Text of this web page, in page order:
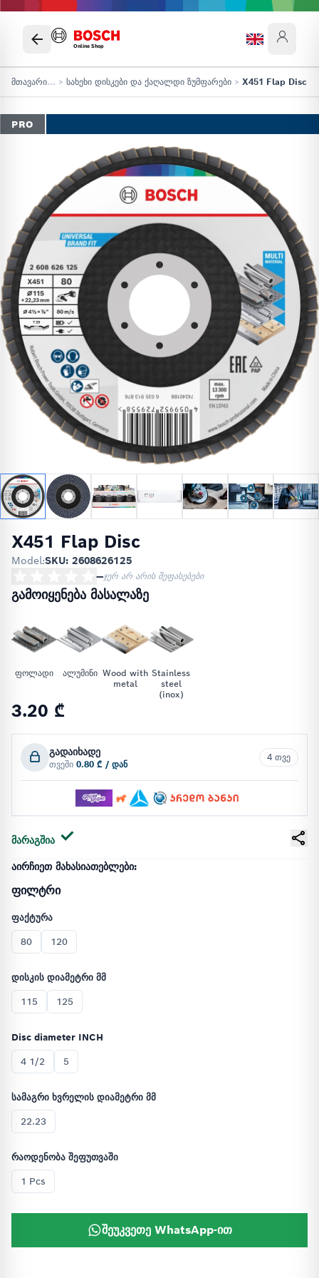
Online Shop
მთავარი... > სახეხი დისკები და ქაღალდი ზუმფარები > X451 Flap Disc
PRO
X451 Flap Disc
Model:SKU: 2608626125
—ჯერ არ არის შეფასებები
გამოიყენება მასალაზე
ფოლადი ალუმინი Wood with
metal
Stainless
steel
(inox)
3.20 ₾
გადაიხადე
თვეში 0.80 ₾ / დან
4 თვე
მარაგშია
ᲐᲘᲠᲩᲘᲔᲗ ᲛᲐᲮᲐᲡᲘᲐᲗᲔᲑᲚᲔᲑᲘ:
ფილტრი
ფაქტურა
80
120
დისკის დიამეტრი მმ
115
125
Disc diameter INCH
4 1/2
5
სამაგრი ხვრელის დიამეტრი მმ
22.23
რაოდენობა შეფუთვაში
1 Pcs
შეუკვეთე WhatsApp-ით